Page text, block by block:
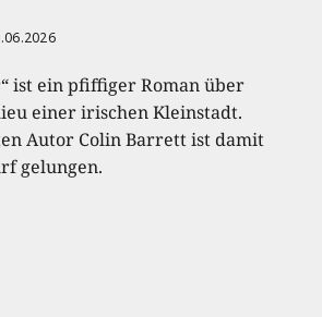
ist ein pfiffiger Roman über
einer irischen Kleinstadt.
Autor Colin Barrett ist damit
gelungen.